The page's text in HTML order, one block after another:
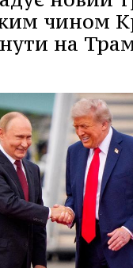
чином
на